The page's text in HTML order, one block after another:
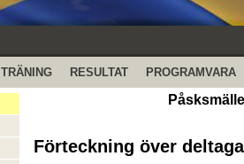
TRÄNING RESULTAT PROGRAMVARA
Förteckning över